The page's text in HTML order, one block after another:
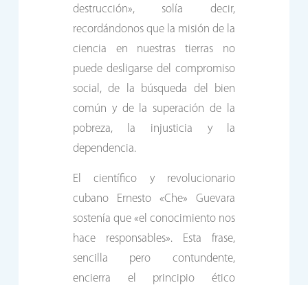
destrucción», solía decir,
recordándonos que la misión de la
ciencia en nuestras tierras no
puede desligarse del compromiso
social, de la búsqueda del bien
común y de la superación de la
pobreza, la injusticia y la
dependencia.
El científico y revolucionario
cubano Ernesto «Che» Guevara
sostenía que «el conocimiento nos
hace responsables». Esta frase,
sencilla pero contundente,
encierra el principio ético